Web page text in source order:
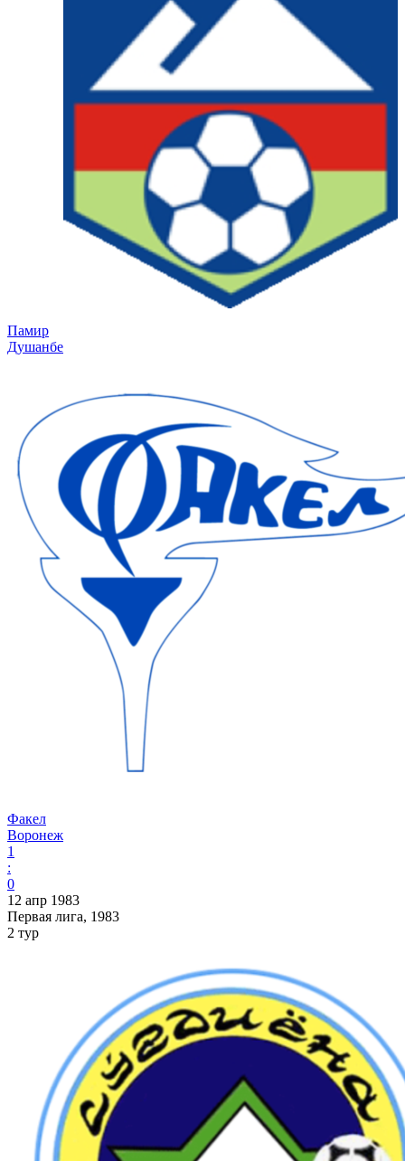
Памир
Душанбе
Факел
Воронеж
1
:
0
12 апр 1983
Первая лига, 1983
2 тур